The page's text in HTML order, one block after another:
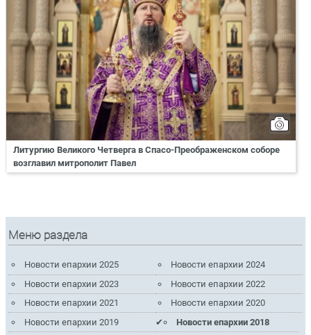
Литургию Великого Четверга в Спасо-Преображенском соборе
возглавил митрополит Павел
Меню раздела
Новости епархии 2025
Новости епархии 2024
Новости епархии 2023
Новости епархии 2022
Новости епархии 2021
Новости епархии 2020
Новости епархии 2019
Новости епархии 2018